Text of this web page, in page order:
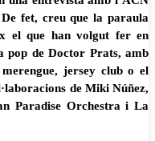
fet, creu que la paraula
el que han volgut fer en
pop de Doctor Prats, amb
jersey club o el
de Miki Núñez,
Paradise Orchestra i La